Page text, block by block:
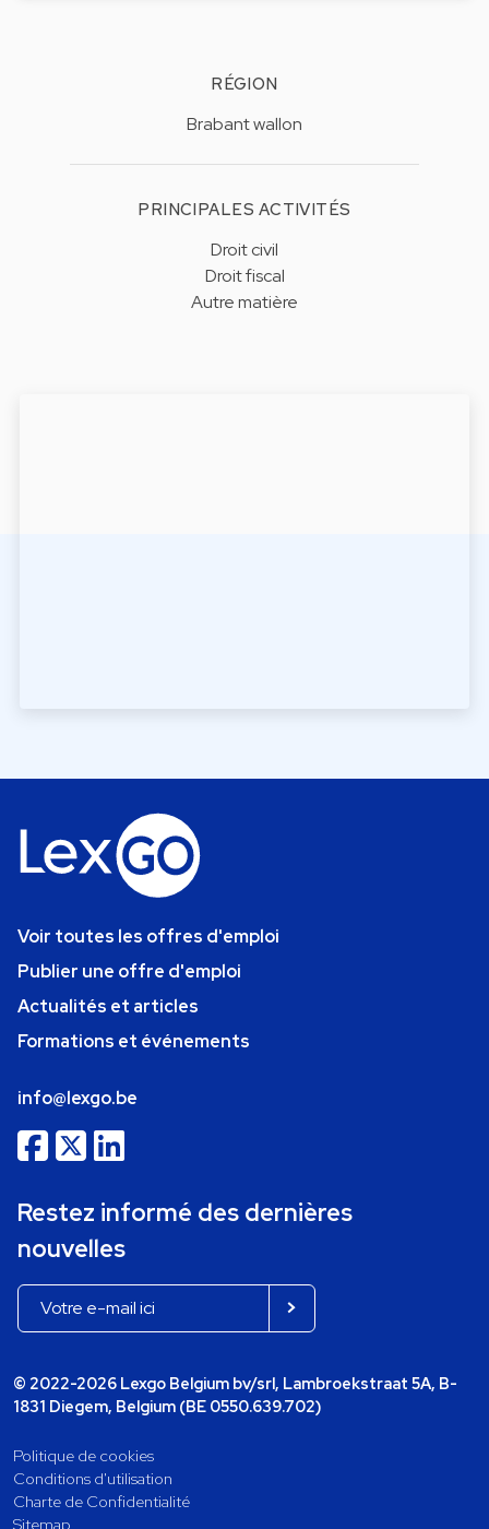
RÉGION
Brabant wallon
PRINCIPALES ACTIVITÉS
Droit civil
Droit fiscal
Autre matière
Voir toutes les offres d'emploi
Publier une offre d'emploi
Actualités et articles
Formations et événements
info@lexgo.be
Restez informé des dernières
nouvelles
© 2022-2026 Lexgo Belgium bv/srl, Lambroekstraat 5A, B-
1831 Diegem, Belgium (BE 0550.639.702)
Politique de cookies
Conditions d'utilisation
Charte de Confidentialité
Sitemap